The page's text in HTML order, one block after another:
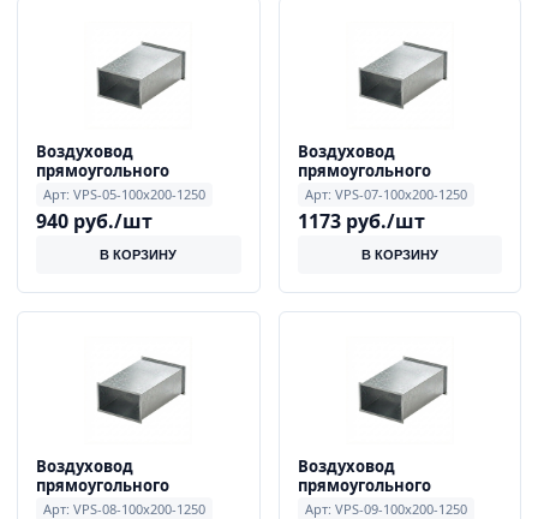
Воздуховод
прямоугольного
сечения 0.5 мм 100x200
мм, длиной 1250 мм
Арт: VPS-05-100x200-1250
940 руб./шт
В КОРЗИНУ
Воздуховод
прямоугольного
сечения 0.7 мм 100x200
мм, длиной 1250 мм
Арт: VPS-07-100x200-1250
1173 руб./шт
В КОРЗИНУ
Воздуховод
прямоугольного
сечения 0.8 мм 100x200
Арт: VPS-08-100x200-1250
Воздуховод
прямоугольного
сечения 0.9 мм 100x200
Арт: VPS-09-100x200-1250